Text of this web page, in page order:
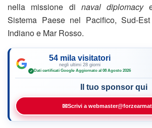
nella missione di naval diplomacye
Sistema Paese nel Pacifico, Sud-
Indiano e Mar Rosso.
54 mila visitatori
negli ultimi 28 giorni
✓ Dati certificati Google·Aggiornato al 08 Agosto 2026
Il tuo sponsor qui
✉Scrivi a